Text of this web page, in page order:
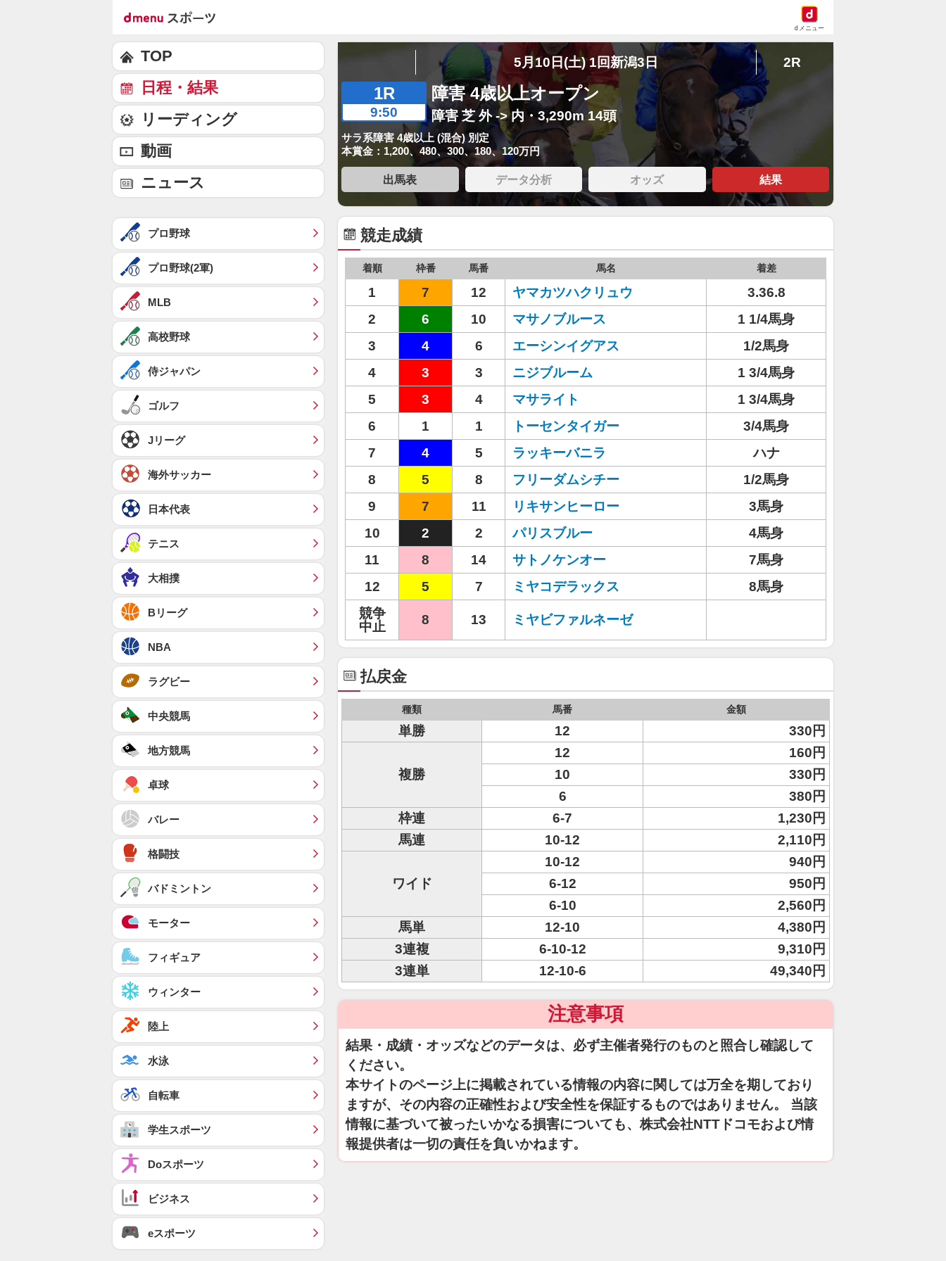
dメニュー
5月10日(土) 1回新潟3日 2R
1R
9:50
障害 4歳以上オープン
障害 芝 外 -> 内・3,290m 14頭
サラ系障害 4歳以上 (混合) 別定
本賞金：1,200、480、300、180、120万円
出馬表 データ分析 オッズ 結果
競走成績
着順 枠番 馬番 馬名 着差
1 7 12 ヤマカツハクリュウ
3.36.8
2
6 10 マサノブルース
1 1/4馬身
3
4 6 エーシンイグアス
1/2馬身
4
3 3 ニジブルーム
1 3/4馬身
5
3 4 マサライト
1 3/4馬身
6
1 1 トーセンタイガー
3/4馬身
7
4 5 ラッキーバニラ
ハナ
8
5 8 フリーダムシチー
1/2馬身
9
7 11 リキサンヒーロー
3馬身
10
2 2 パリスブルー
4馬身
11
8 14 サトノケンオー
7馬身
12
5 7 ミヤコデラックス
8馬身
競争
中止
8 13 ミヤビファルネーゼ
払戻金
種類 馬番 金額
単勝 12 330円
複勝
12
160円
10
330円
6
380円
枠連
6-7
1,230円
馬連
10-12 2,110円
ワイド
10-12
940円
6-12
950円
6-10
2,560円
馬単
12-10
4,380円
3連複
6-10-12
9,310円
3連単
12-10-6 49,340円
注意事項
結果・成績・オッズなどのデータは、必ず主催者発行のものと照合し確認して
ください。
本サイトのページ上に掲載されている情報の内容に関しては万全を期しており
ますが、その内容の正確性および安全性を保証するものではありません。 当該
情報に基づいて被ったいかなる損害についても、株式会社NTTドコモおよび情
報提供者は一切の責任を負いかねます。
TOP
日程・結果
リーディング
動画
ニュース
プロ野球
プロ野球(2軍)
MLB
高校野球
侍ジャパン
ゴルフ
Jリーグ
海外サッカー
日本代表
テニス
大相撲
Bリーグ
NBA
ラグビー
中央競馬
地方競馬
卓球
バレー
格闘技
バドミントン
モーター
フィギュア
ウィンター
陸上
水泳
自転車
学生スポーツ
Doスポーツ
ビジネス
eスポーツ